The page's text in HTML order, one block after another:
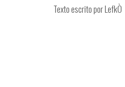
Texto escrito por LefkÒ